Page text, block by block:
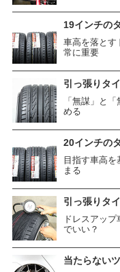
19インチの
車高を落とす
常に重要
引っ張りタ
「無謀」と
める
20インチの
目指す車高
まる
引っ張りタ
ドレスアッ
でいい？
当たらない